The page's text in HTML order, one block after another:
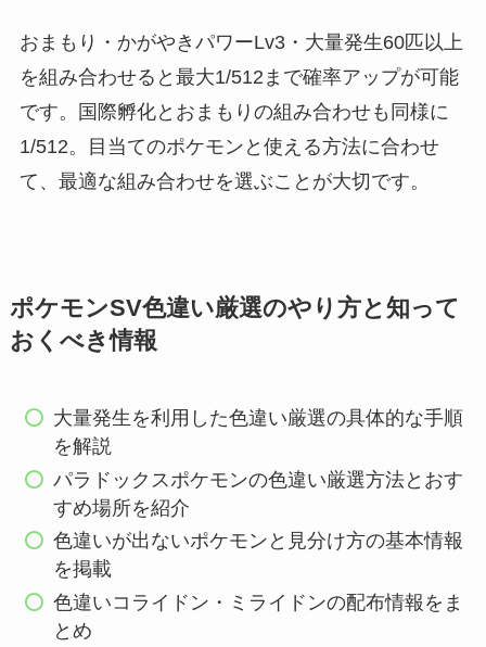
おまもり・かがやきパワーLv3・大量発生60匹以上
を組み合わせると最大1/512まで確率アップが可能
です。国際孵化とおまもりの組み合わせも同様に
1/512。目当てのポケモンと使える方法に合わせ
て、最適な組み合わせを選ぶことが大切です。
ポケモンSV色違い厳選のやり方と知って
おくべき情報
大量発生を利用した色違い厳選の具体的な手順
を解説
パラドックスポケモンの色違い厳選方法とおす
すめ場所を紹介
色違いが出ないポケモンと見分け方の基本情報
を掲載
色違いコライドン・ミライドンの配布情報をま
とめ